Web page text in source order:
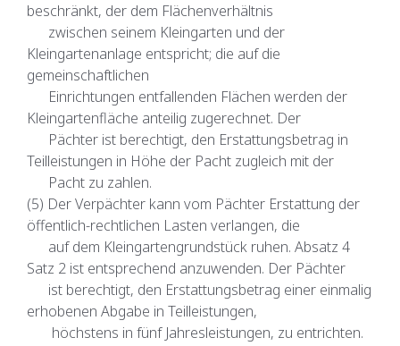
beschränkt, der dem Flächenverhältnis
zwischen seinem Kleingarten und der
Kleingartenanlage entspricht; die auf die
gemeinschaftlichen
Einrichtungen entfallenden Flächen werden der
Kleingartenfläche anteilig zugerechnet. Der
Pächter ist berechtigt, den Erstattungsbetrag in
Teilleistungen in Höhe der Pacht zugleich mit der
Pacht zu zahlen.
(5) Der Verpächter kann vom Pächter Erstattung der
öffentlich-rechtlichen Lasten verlangen, die
auf dem Kleingartengrundstück ruhen. Absatz 4
Satz 2 ist entsprechend anzuwenden. Der Pächter
ist berechtigt, den Erstattungsbetrag einer einmalig
erhobenen Abgabe in Teilleistungen,
höchstens in fünf Jahresleistungen, zu entrichten.